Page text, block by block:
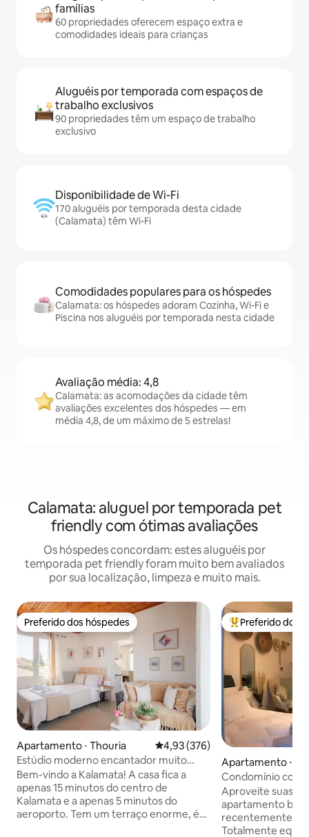
famílias
60 propriedades oferecem espaço extra e
comodidades ideais para crianças
Aluguéis por temporada com espaços de
trabalho exclusivos
90 propriedades têm um espaço de trabalho
exclusivo
Disponibilidade de Wi-Fi
170 aluguéis por temporada desta cidade
(Calamata) têm Wi-Fi
Comodidades populares para os hóspedes
Calamata: os hóspedes adoram Cozinha, Wi-Fi e
Piscina nos aluguéis por temporada nesta cidade
Avaliação média: 4,8
Calamata: as acomodações da cidade têm
avaliações excelentes dos hóspedes — em
média 4,8, de um máximo de 5 estrelas!
Calamata: aluguel por temporada pet
friendly com ótimas avaliações
Os hóspedes concordam: estes aluguéis por
temporada pet friendly foram muito bem avaliados
por sua localização, limpeza e muito mais.
Preferido dos hóspedes
Preferido dos hóspedes
Apartamento ⋅ Thouria 4,93 de uma avaliação média de
4,93 (376)
Estúdio moderno encantador muito
perto do aeroporto
Bem-vindo a Kalamata! A casa fica a
apenas 15 minutos do centro de
Kalamata e a apenas 5 minutos do
aeroporto. Tem um terraço enorme, é
Entre os
Preferido dos
Apartamento ⋅
Condomínio com
centro da cidade
Aproveite suas
apartamento
recentemente
Totalmente